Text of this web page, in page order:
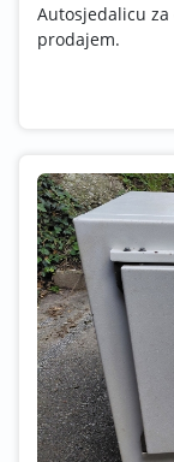
Autosjedalicu za
prodajem.